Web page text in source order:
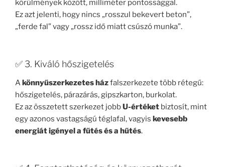
körülmények között, milliméter pontossággal.
Ez azt jelenti, hogy nincs „rosszul bekevert beton”,
„ferde fal” vagy „rossz idő miatt csúszó munka”.
✅ 3. Kiváló hőszigetelés
A könnyűszerkezetes házfalszerkezete több rétegű:
hőszigetelés, párazárás, gipszkarton, burkolat.
Ez az összetett szerkezet jobbU-értéket biztosít, mint
egy azonos vastagságú téglafal, vagyis kevesebb
energiát igényel a fűtés és a hűtés.